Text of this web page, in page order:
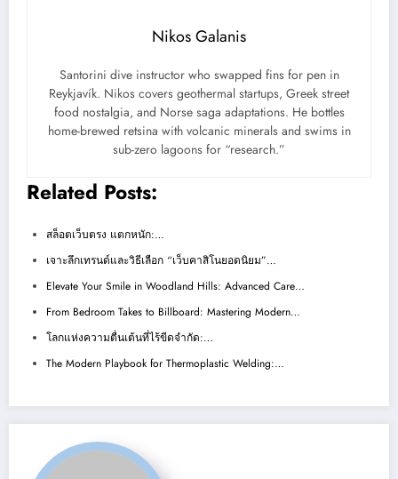
Nikos Galanis
Santorini dive instructor who swapped fins for pen in
Reykjavík. Nikos covers geothermal startups, Greek street
food nostalgia, and Norse saga adaptations. He bottles
home-brewed retsina with volcanic minerals and swims in
sub-zero lagoons for “research.”
Related Posts:
สล็อตเว็บตรง แตกหนัก:…
เจาะลึกเทรนด์และวิธีเลือก “เว็บคาสิโนยอดนิยม”…
Elevate Your Smile in Woodland Hills: Advanced Care…
From Bedroom Takes to Billboard: Mastering Modern…
โลกแห่งความตื่นเต้นที่ไร้ขีดจำกัด:…
The Modern Playbook for Thermoplastic Welding:…